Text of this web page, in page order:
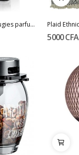
Coffret cadeau 12 bougies parfumées For Candle...
5 000 CFA